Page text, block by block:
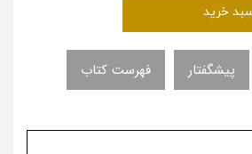
خرید
پیشگفتار
فهرست کتاب